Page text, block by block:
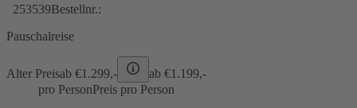
253539Bestellnr.:
Pauschalreise
Alter Preisab €1.299,- ab €1.199,-
pro PersonPreis pro Person